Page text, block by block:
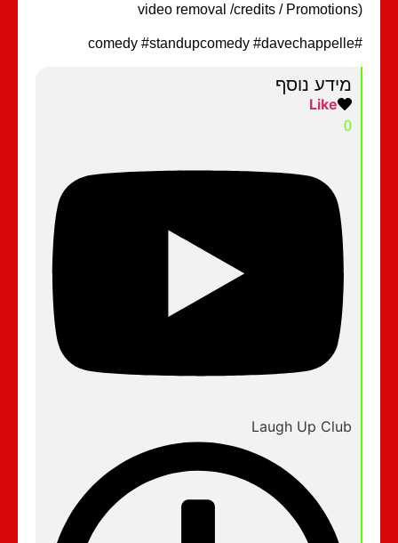
video removal /credits /
מידע נוסף
Laugh Up Club